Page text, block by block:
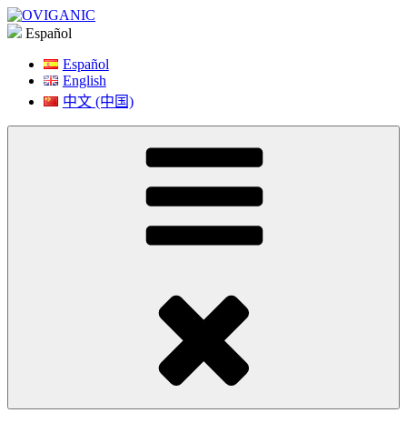
Saltar
a
Español
Español
English
中文 (中国)